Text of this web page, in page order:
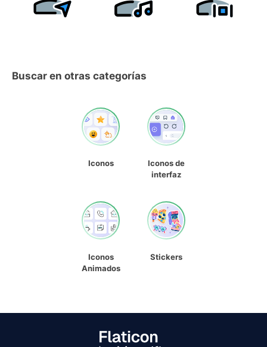
Buscar en otras categorías
Iconos
Iconos de
interfaz
Iconos
Animados
Stickers